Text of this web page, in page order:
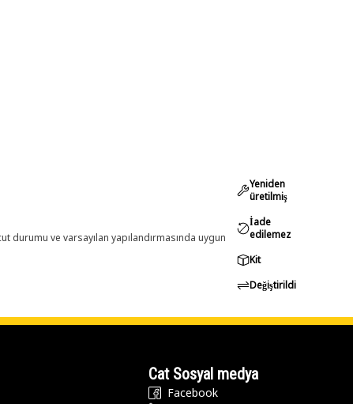
durumu ve varsayılan yapılandırmasında uygun
Yeniden
üretilmiş
İade
edilemez
Kit
Değiştirildi
Cat Sosyal medya
Facebook